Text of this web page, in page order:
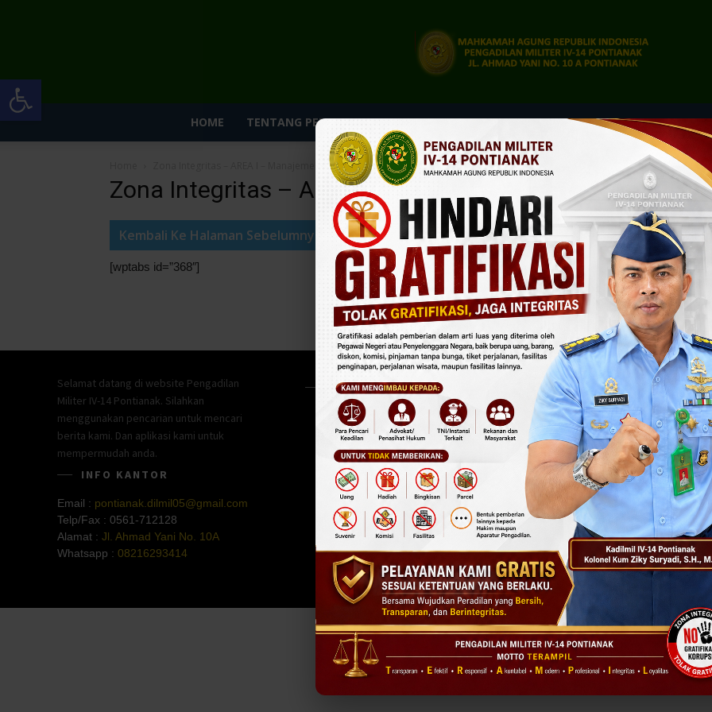
Open toolbar
Militer
IV-
14
Pontianak
HOME TENTANG PENGADILAN LAYANAN PUBLIK LAYANAN HUKUM
Zona Integritas – AREA I – Manajemen Perubahan
Zona Integritas – AREA I – Manajemen Perubahan
Kembali Ke Halaman Sebelumnya
[wptabs id=”368″]
Selamat datang di website Pengadilan
Militer IV-14 Pontianak. Silahkan
menggunakan pencarian untuk mencari
berita kami. Dan aplikasi kami untuk
mempermudah anda.
INFO KANTOR
Email : pontianak.dilmil05@gmail.com
Telp/Fax : 0561-712128
Alamat : Jl. Ahmad Yani No. 10A
Whatsapp : 08216293414
GOOGLE MAPS TAUTAN TERKAIT
MAHKAMAH AGUNG RI
DITJEN BADILMILTUN
DILMILTAMA
DILMILTI IV BALIKPAPAN
DILMIL IV-15 BANJARMASIN
DILMIL IV-16 BALIKPAPAN